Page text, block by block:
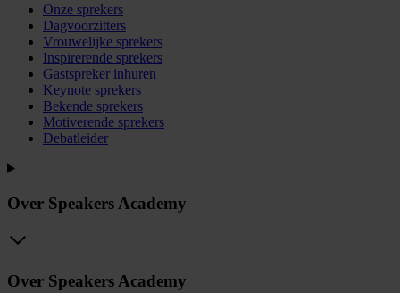
Onze sprekers
Dagvoorzitters
Vrouwelijke sprekers
Inspirerende sprekers
Gastspreker inhuren
Keynote sprekers
Bekende sprekers
Motiverende sprekers
Debatleider
Over Speakers Academy
Over Speakers Academy